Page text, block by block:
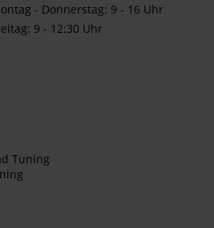
- Donnerstag: 9 - 16 Uhr
9 - 12:30 Uhr
Tuning